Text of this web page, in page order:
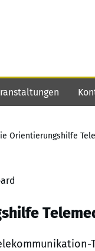
Orientierungshilfe